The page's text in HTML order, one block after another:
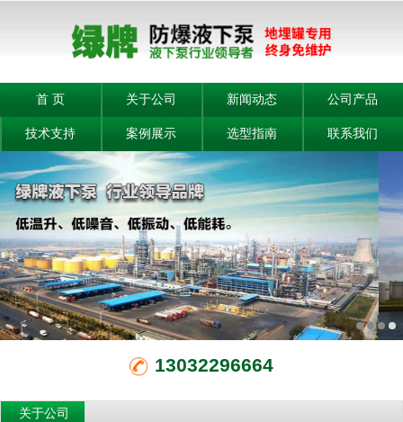
首 页 关于公司 新闻动态 公司产品
技术支持 案例展示 选型指南 联系我们
13032296664
关于公司